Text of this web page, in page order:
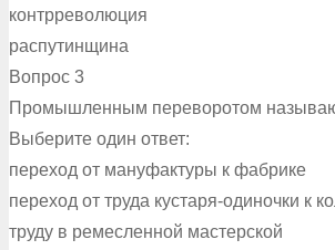
контрреволюция
распутинщина
Вопрос 3
Промышленным переворотом
Выберите один ответ:
переход от мануфактуры к фабрике
переход от труда кустаря-одиночки к
труду в ремесленной мастерской